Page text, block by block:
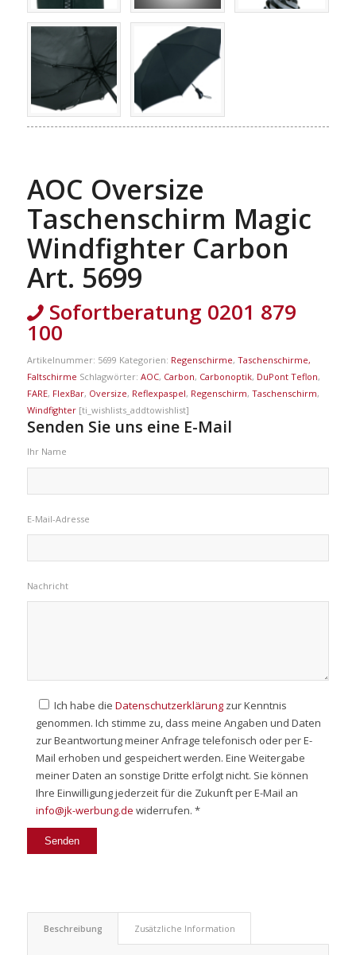
AOC Oversize
Taschenschirm Magic
Windfighter Carbon
Art. 5699
Sofortberatung 0201 879
100
Artikelnummer: 5699 Kategorien: Regenschirme, Taschenschirme,
Faltschirme Schlagwörter: AOC, Carbon, Carbonoptik, DuPont Teflon,
FARE, FlexBar, Oversize, Reflexpaspel, Regenschirm, Taschenschirm,
Windfighter[ti_wishlists_addtowishlist]
Senden Sie uns eine E-Mail
Ihr Name
E-Mail-Adresse
Nachricht
Ich habe die Datenschutzerklärungzur Kenntnis
genommen. Ich stimme zu, dass meine Angaben und Daten
zur Beantwortung meiner Anfrage telefonisch oder per E-
Mail erhoben und gespeichert werden. Eine Weitergabe
meiner Daten an sonstige Dritte erfolgt nicht. Sie können
Ihre Einwilligung jederzeit für die Zukunft per E-Mail an
info@jk-werbung.de widerrufen. *
Beschreibung Zusätzliche Information